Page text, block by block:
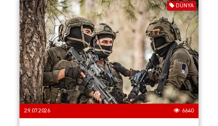
DÜNYA
29.07.2026 6640